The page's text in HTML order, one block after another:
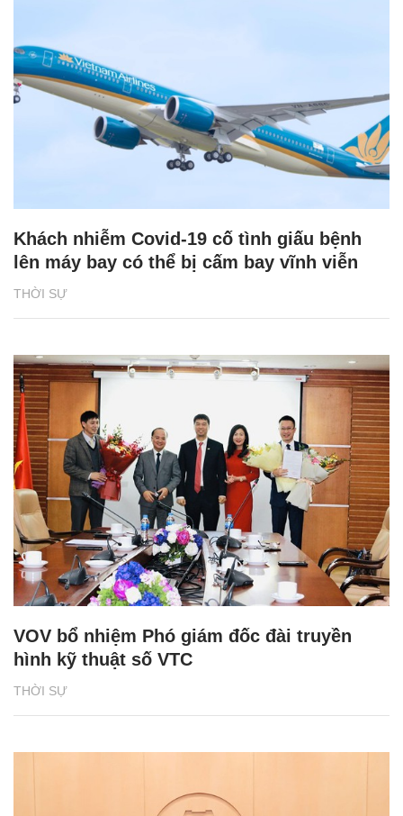
THỜI SỰ
Khách nhiễm Covid-19 cố tình giấu bệnh
lên máy bay có thể bị cấm bay vĩnh viễn
THỜI SỰ
VOV bổ nhiệm Phó giám đốc đài truyền
hình kỹ thuật số VTC